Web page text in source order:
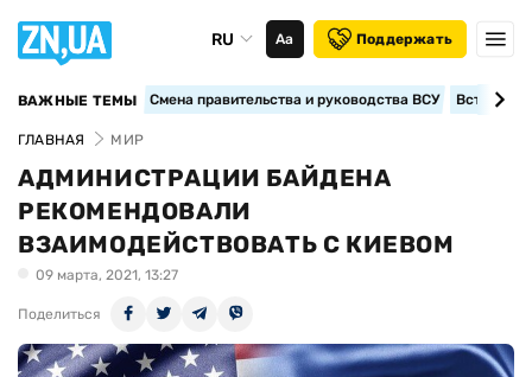
RU Аа Поддержать
ВАЖНЫЕ ТЕМЫ Смена правительства и руководства ВСУ
ГЛАВНАЯ МИР
АДМИНИСТРАЦИИ БАЙДЕНА
РЕКОМЕНДОВАЛИ
ВЗАИМОДЕЙСТВОВАТЬ С КИЕВОМ
09 марта, 2021, 13:27
Поделиться